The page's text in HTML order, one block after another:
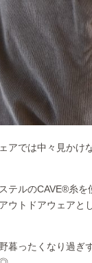
アでは中々見かけ
テルのCAVE®糸を
ウトドアウェアと
暮ったくなり過ぎ